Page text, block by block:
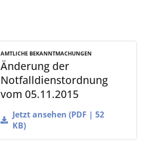
AMTLICHE BEKANNTMACHUNGEN
Änderung der
Notfalldienstordnung
vom 05.11.2015
Jetzt ansehen (PDF | 52
KB)